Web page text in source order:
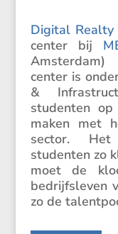
Digital Realty
center bij
center is
&
studenten
maken met
sector. Het
studenten zo
moet de
bedrijfs­leven
zo de